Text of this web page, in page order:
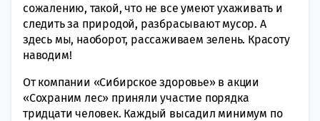
сожалению, такой, что не все умеют ухаживать и
следить за природой, разбрасывают мусор. А
здесь мы, наоборот, рассаживаем зелень. Красоту
наводим!
От компании «Сибирское здоровье» в акции
«Сохраним лес» приняли участие порядка
тридцати человек. Каждый высадил минимум по